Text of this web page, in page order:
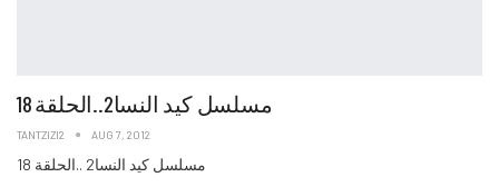
مسلسل كيد النسا2..الحلقة 18
TANTZIZI2 AUG 7, 2012
مسلسل كيد النسا2 ..الحلقة 18